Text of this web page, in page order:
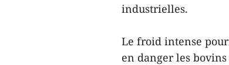
industrielles.
Le froid intense
en danger les